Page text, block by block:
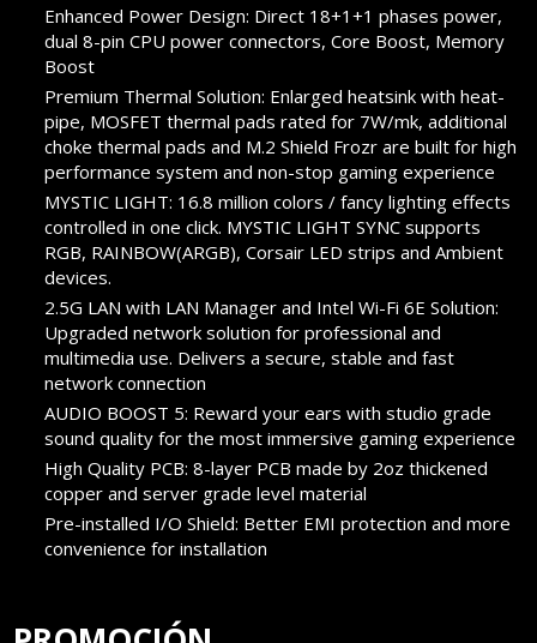
Enhanced Power Design: Direct 18+1+1 phases power,
dual 8-pin CPU power connectors, Core Boost, Memory
Boost
Premium Thermal Solution: Enlarged heatsink with heat-
pipe, MOSFET thermal pads rated for 7W/mk, additional
choke thermal pads and M.2 Shield Frozr are built for high
performance system and non-stop gaming experience
MYSTIC LIGHT: 16.8 million colors / fancy lighting effects
controlled in one click. MYSTIC LIGHT SYNC supports
RGB, RAINBOW(ARGB), Corsair LED strips and Ambient
devices.
2.5G LAN with LAN Manager and Intel Wi-Fi 6E Solution:
Upgraded network solution for professional and
multimedia use. Delivers a secure, stable and fast
network connection
AUDIO BOOST 5: Reward your ears with studio grade
sound quality for the most immersive gaming experience
High Quality PCB: 8-layer PCB made by 2oz thickened
copper and server grade level material
Pre-installed I/O Shield: Better EMI protection and more
convenience for installation